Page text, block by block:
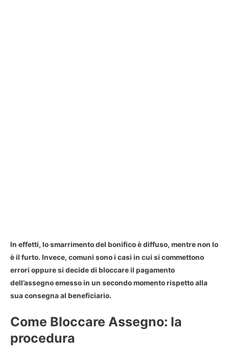
In effetti, lo smarrimento del bonifico è diffuso, mentre non lo
è il furto. Invece, comuni sono i casi in cui si commettono
errori oppuresi decide di bloccare il pagamento
dell’assegnoemesso in un secondo momento rispetto alla
sua consegna al beneficiario.
Come Bloccare Assegno: la
procedura